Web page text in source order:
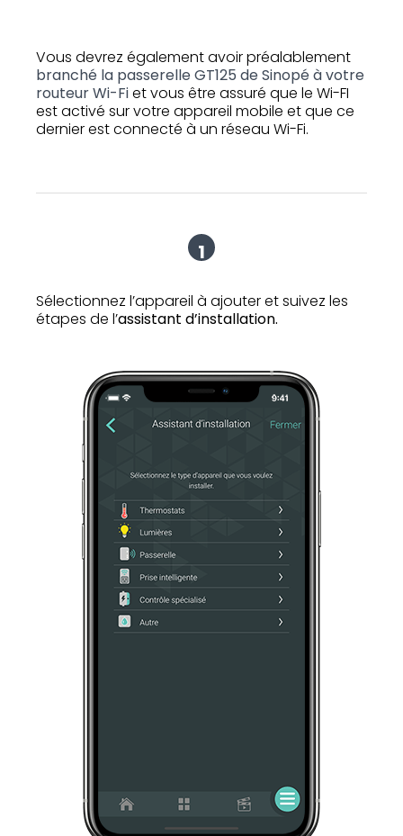
Vous devrez également avoir préalablement
branché la passerelle GT125 de Sinopé à votre
routeur Wi-Fiet vous être assuré que le Wi-FI
est activé sur votre appareil mobile et que ce
dernier est connecté à un réseau Wi-Fi.
1
Sélectionnez l’appareil à ajouter et suivez les
étapes de l’assistant d’installation.